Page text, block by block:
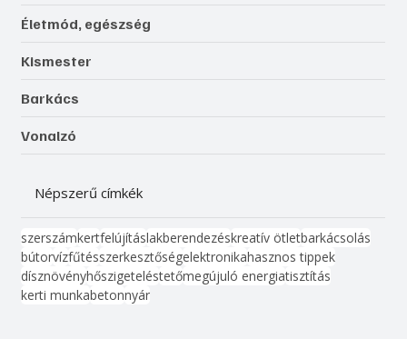
Életmód, egészség
Kismester
Barkács
Vonalzó
Népszerű címkék
szerszámkertfelújításlakberendezéskreatív ötletbarkácsolás
bútorvízfűtésszerkesztőségelektronikahasznos tippek
dísznövényhőszigeteléstetőmegújuló energiatisztítás
kerti munkabetonnyár